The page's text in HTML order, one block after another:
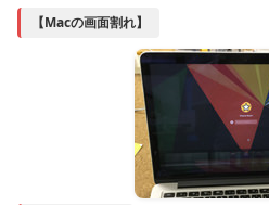
【Macの画面割れ】